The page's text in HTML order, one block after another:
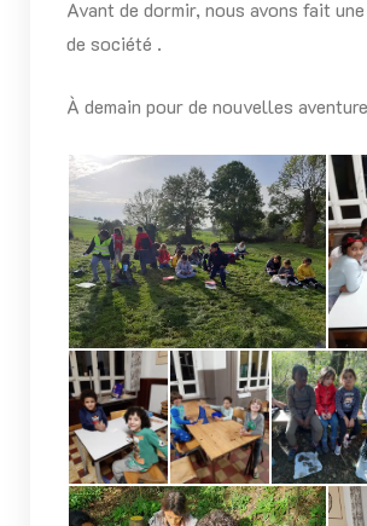
Avant de dormir, nous avons fait
de société .
À demain pour de nouvelles